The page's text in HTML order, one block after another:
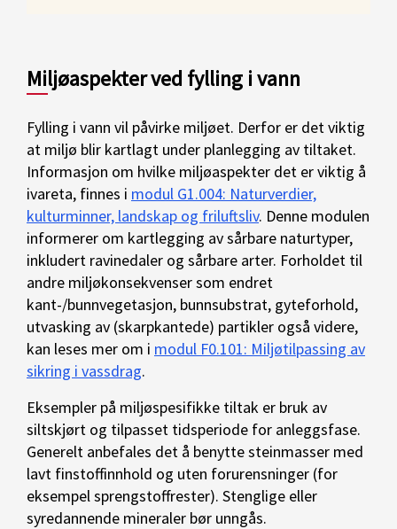
Miljøaspekter ved fylling i vann
Fylling i vann vil påvirke miljøet. Derfor er det viktig
at miljø blir kartlagt under planlegging av tiltaket.
Informasjon om hvilke miljøaspekter det er viktig å
ivareta, finnes i modul G1.004: Naturverdier,
kulturminner, landskap og friluftsliv. Denne modulen
informerer om kartlegging av sårbare naturtyper,
inkludert ravinedaler og sårbare arter. Forholdet til
andre miljøkonsekvenser som endret
kant-/bunnvegetasjon, bunnsubstrat, gyteforhold,
utvasking av (skarpkantede) partikler også videre,
kan leses mer om i modul F0.101: Miljøtilpassing av
sikring i vassdrag.
Eksempler på miljøspesifikke tiltak er bruk av
siltskjørt og tilpasset tidsperiode for anleggsfase.
Generelt anbefales det å benytte steinmasser med
lavt finstoffinnhold og uten forurensninger (for
eksempel sprengstoffrester). Stenglige eller
syredannende mineraler bør unngås.